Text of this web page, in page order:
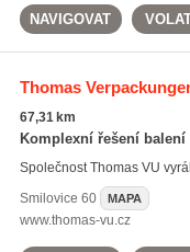
NAVIGOVAT
Thomas
67,31 km
Komplexní řešení balení
Společnost Thomas VU
Smilovice 60 MAPA
www.thomas-vu.cz